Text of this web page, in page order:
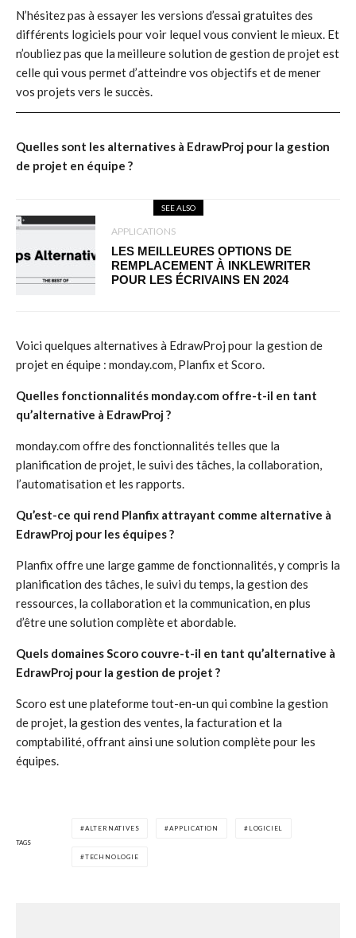
N’hésitez pas à essayer les versions d’essai gratuites des
différents logiciels pour voir lequel vous convient le mieux. Et
n’oubliez pas que la meilleure solution de gestion de projet est
celle qui vous permet d’atteindre vos objectifs et de mener
vos projets vers le succès.
Quelles sont les alternatives à EdrawProj pour la gestion
de projet en équipe ?
SEE ALSO
APPLICATIONS
LES MEILLEURES OPTIONS DE
REMPLACEMENT À INKLEWRITER
POUR LES ÉCRIVAINS EN 2024
Voici quelques alternatives à EdrawProj pour la gestion de
projet en équipe : monday.com, Planfix et Scoro.
Quelles fonctionnalités monday.com offre-t-il en tant
qu’alternative à EdrawProj ?
monday.com offre des fonctionnalités telles que la
planification de projet, le suivi des tâches, la collaboration,
l’automatisation et les rapports.
Qu’est-ce qui rend Planfix attrayant comme alternative à
EdrawProj pour les équipes ?
Planfix offre une large gamme de fonctionnalités, y compris la
planification des tâches, le suivi du temps, la gestion des
ressources, la collaboration et la communication, en plus
d’être une solution complète et abordable.
Quels domaines Scoro couvre-t-il en tant qu’alternative à
EdrawProj pour la gestion de projet ?
Scoro est une plateforme tout-en-un qui combine la gestion
de projet, la gestion des ventes, la facturation et la
comptabilité, offrant ainsi une solution complète pour les
équipes.
TAGS
ALTERNATIVES APPLICATION LOGICIEL
TECHNOLOGIE